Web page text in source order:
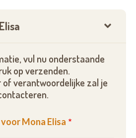
vul nu onderstaande
op verzenden.
of verantwoordelijke zal je
Mona Elisa